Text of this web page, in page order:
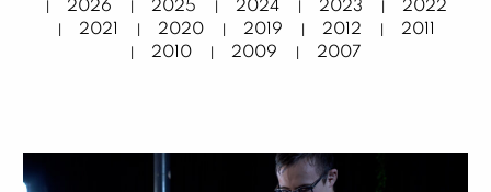
2026
2025 2024 2023
2022
2021
2020 2019 2012
2011
2010
2009 2007